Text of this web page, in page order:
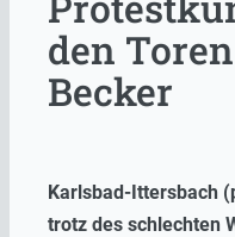
den
Becker
Karlsbad-Ittersbach
trotz des schlechten